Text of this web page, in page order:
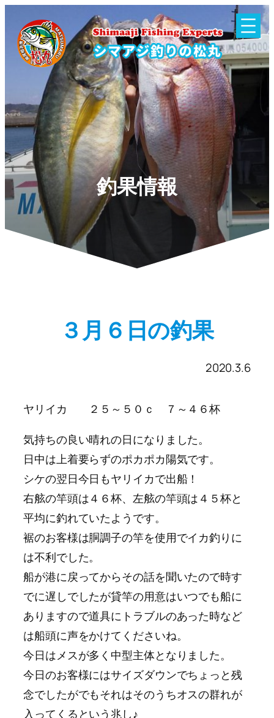
釣果情報
３月６日の釣果
2020.3.6
ヤリイカ ２５～５０ｃ ７～４６杯
気持ちの良い晴れの日になりました。
日中は上着要らずのポカポカ陽気です。
シケの翌日今日もヤリイカで出船！
右舷の竿頭は４６杯、左舷の竿頭は４５杯と
平均に釣れていたようです。
裾のお客様は胴調子の竿を使用でイカ釣りに
は不利でした。
船が港に戻ってからその話を聞いたので時す
でに遅しでしたが貸竿の用意はいつでも船に
ありますので道具にトラブルのあった時など
は船頭に声をかけてくださいね。
今日はメスが多く中型主体となりました。
今日のお客様にはサイズダウンでちょっと残
念でしたがでもそれはそのうちオスの群れが
入ってくるという兆し♪